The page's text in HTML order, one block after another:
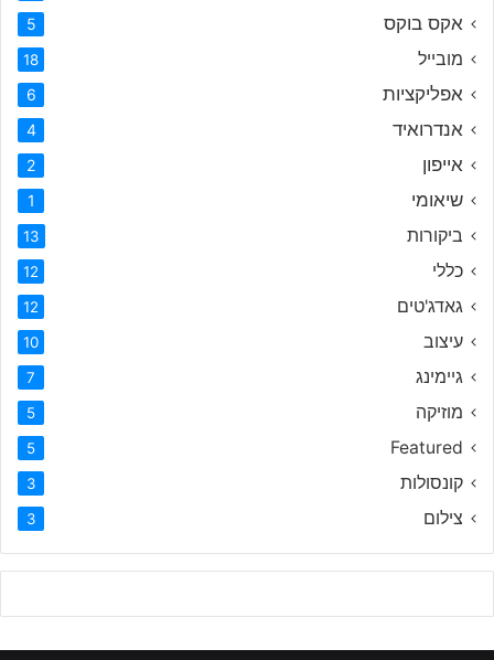
אקס בוקס 5
מובייל 18
אפליקציות 6
אנדרואיד 4
אייפון 2
שיאומי 1
ביקורות 13
כללי 12
גאדג'טים 12
עיצוב 10
גיימינג 7
מוזיקה 5
Featured
5
קונסולות 3
צילום 3